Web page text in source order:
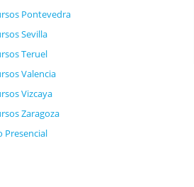
Pontevedra
Sevilla
Teruel
Valencia
Vizcaya
Zaragoza
Presencial